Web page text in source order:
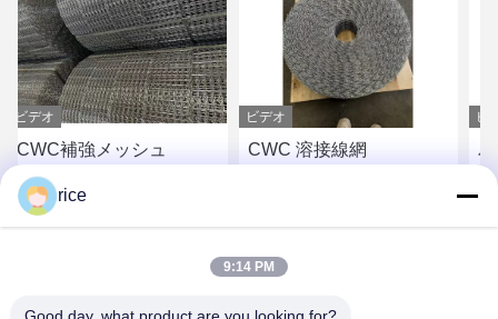
ッシュ
格を入手
ビデオ
CWC 溶接線網
最高の価格を入手
パイプライン
ートコーティ
最高の価
rice
9:14 PM